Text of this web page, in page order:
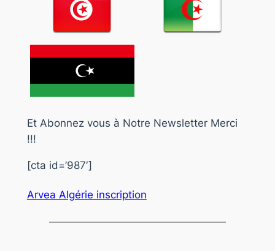
Et Abonnez vous à Notre Newsletter Merci
!!!
[cta id=’987′]
Arvea Algérie inscription